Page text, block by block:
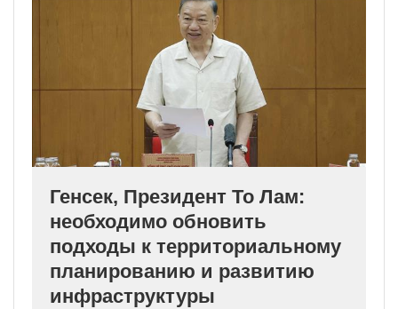
Генсек, Президент То Лам:
необходимо обновить
подходы к территориальному
планированию и развитию
инфраструктуры